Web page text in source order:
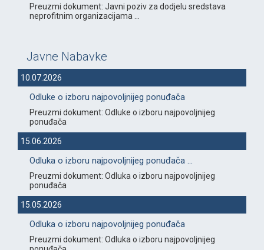
Preuzmi dokument: Javni poziv za dodjelu sredstava
neprofitnim organizacijama ...
Javne Nabavke
10.07.2026
Odluke o izboru najpovoljnijeg ponuđača
Preuzmi dokument: Odluke o izboru najpovoljnijeg
ponuđača
15.06.2026
Odluka o izboru najpovoljnijeg ponuđača ...
Preuzmi dokument: Odluka o izboru najpovoljnijeg
ponuđača
15.05.2026
Odluka o izboru najpovoljnijeg ponuđača
Preuzmi dokument: Odluka o izboru najpovoljnijeg